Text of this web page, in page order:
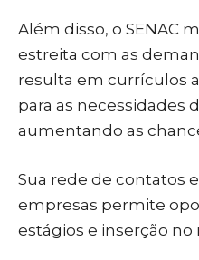
Além disso, o SENAC
estreita com as
resulta em currículos
para as necessidades
aumentando as
Sua rede de contatos
empresas permite
estágios e inserção no